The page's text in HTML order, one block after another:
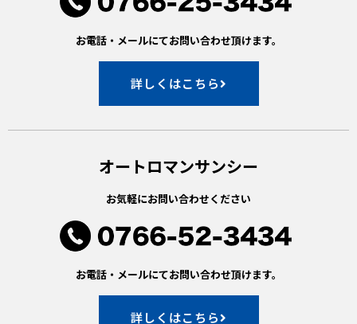
お電話・メールにてお問い合わせ頂けます。
詳しくはこちら
オートロマンサンシー
お気軽にお問い合わせください
お電話・メールにてお問い合わせ頂けます。
詳しくはこちら